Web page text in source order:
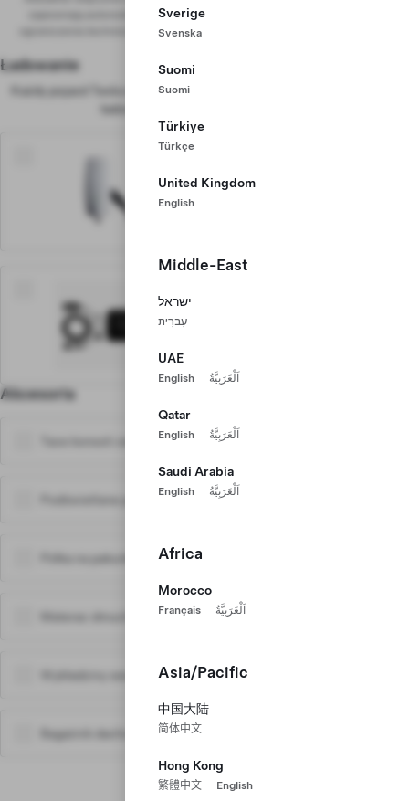
Sverige
Svenska
Suomi
Suomi
Türkiye
Türkçe
United Kingdom
English
Middle-East
ישראל
עִברִית
UAE
English اَلْعَرَبِيَّةُ
Qatar
English اَلْعَرَبِيَّةُ
Saudi Arabia
English اَلْعَرَبِيَّةُ
Africa
Morocco
Français اَلْعَرَبِيَّةُ
Asia/Pacific
中国大陆
简体中文
Hong Kong
繁體中文 English
zapewniają autonomicznego kierowania pojazdem. Mogą obowiązywać
ograniczenia techniczne. Szczegółowe informacje znajdziesz w
Ładowanie
Każdy pojazd Tesla zapewnia dostęp do największej globalnej sieci
Wall Connector
Nasze zalecane rozwiązanie do
900 zł
Złącze mobilne
Akcesoria
Tace konsoli centralnej
Podświetlane progi drzwi
Wykładziny wewnętrzne All-Weather
Bagażnik dachowy
Twój Model Y